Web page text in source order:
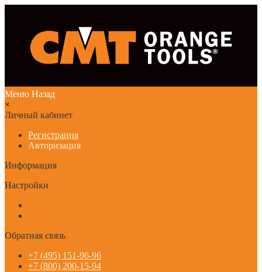
Меню Назад
×
Личный кабинет
Регистрация
Авторизация
Информация
Настройки
Обратная связь
+7 (495) 151-96-96
+7 (800) 200-15-94